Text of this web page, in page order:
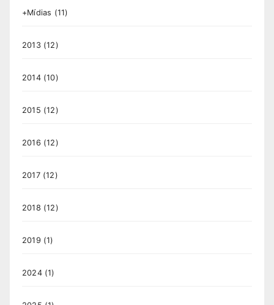
+Mídias (11)
2013(12)
2014(10)
2015 (12)
2016 (12)
2017(12)
2018 (12)
2019 (1)
2024(1)